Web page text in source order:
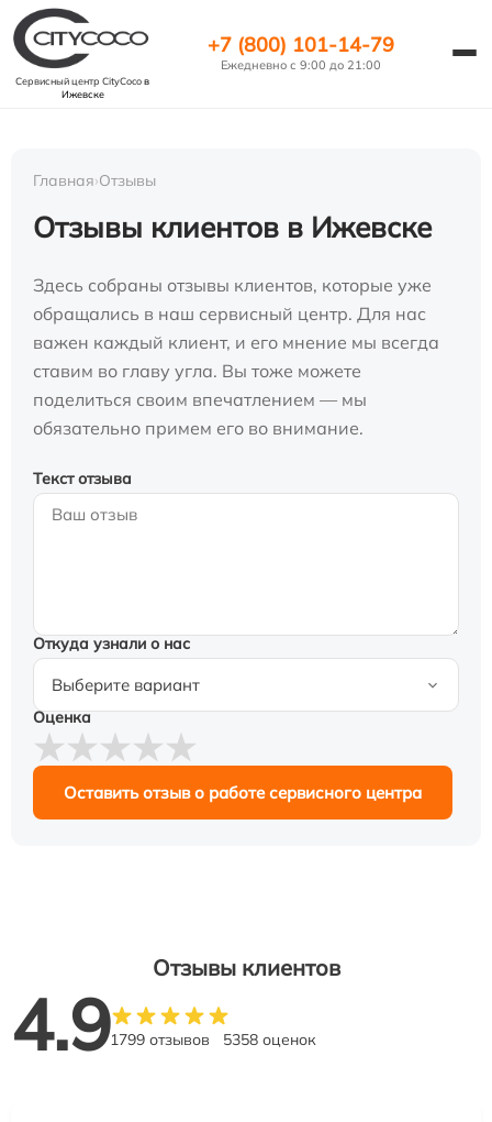
Сервисный центр CityCocoв
Ижевске
+7 (800) 101-14-79
Ежедневно с 9:00 до 21:00
Главная›Отзывы
Отзывы клиентов в Ижевске
Здесь собраны отзывы клиентов, которые уже
обращались в наш сервисный центр. Для нас
важен каждый клиент, и его мнение мы всегда
ставим во главу угла. Вы тоже можете
поделиться своим впечатлением — мы
обязательно примем его во внимание.
Текст отзыва
Откуда узнали о нас
Оценка
Оставить отзыв о работе сервисного центра
Отзывы клиентов
4.91799 отзывов 5358 оценок